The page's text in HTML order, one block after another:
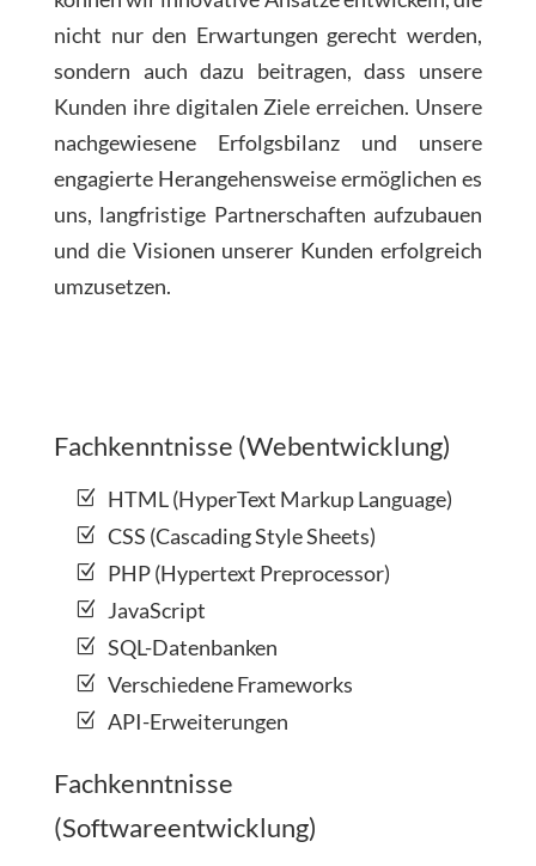
nicht nur den Erwartungen gerecht werden,
sondern auch dazu beitragen, dass unsere
Kunden ihre digitalen Ziele erreichen. Unsere
nachgewiesene Erfolgsbilanz und unsere
engagierte Herangehensweise ermöglichen es
uns, langfristige Partnerschaften aufzubauen
und die Visionen unserer Kunden erfolgreich
umzusetzen.
Fachkenntnisse (Webentwicklung)
HTML (HyperText Markup Language)
CSS (Cascading Style Sheets)
PHP (Hypertext Preprocessor)
JavaScript
SQL-Datenbanken
Verschiedene Frameworks
API-Erweiterungen
Fachkenntnisse
(Softwareentwicklung)